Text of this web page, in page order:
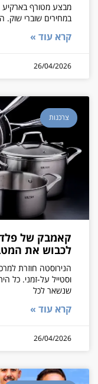
מבצע מטורף בארקיע
במחירים שוברי שוק.
קרא עוד »
26/04/2026
צרכנות
קאמבק של
לכבוש את
הנירוסטה חוזרת
וסטייל על-זמני. כל
שנשאר לכל
קרא עוד »
26/04/2026